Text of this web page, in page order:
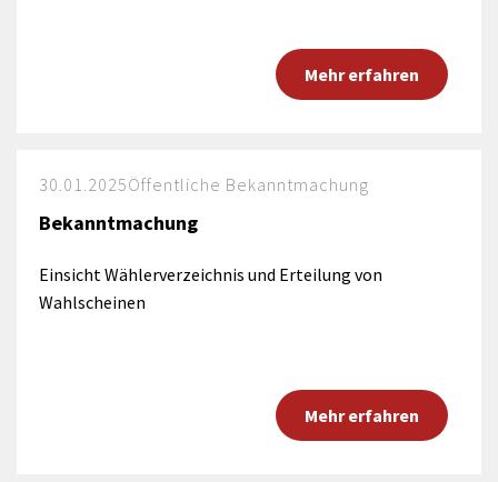
Mehr erfahren
30.01.2025Öffentliche Bekanntmachung
Bekanntmachung
Einsicht Wählerverzeichnis und Erteilung von
Wahlscheinen
Mehr erfahren